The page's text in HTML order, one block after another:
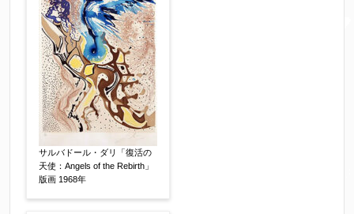
郵便番号 【必須】
↓郵便番号を入力すると住所の最初が自動入力さ
れます。番地以下は任意でも結構です。
ご住所 【必須】
サルバドール・ダリ「復活の
天使：Angels of the Rebirth」
版画 1968年